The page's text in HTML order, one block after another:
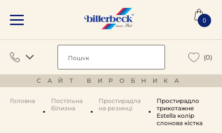
0
(0)
САЙТ ВИРОБНИКА
Головна
Постільна
білизна
Простирадла
на резинці
Простирадло
трикотажне
Estella колір
слонова кістка